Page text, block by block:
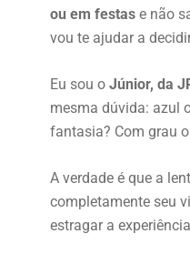
ou em festas e não
vou te ajudar a
Eu sou o Júnior, da
mesma dúvida: azul
fantasia? Com grau
A verdade é que a
completamente seu
estragar a